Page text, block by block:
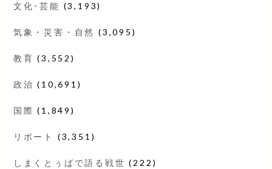
文化･芸能 (3,193)
気象・災害・自然 (3,095)
教育 (3,552)
政治 (10,691)
国際 (1,849)
リポート (3,351)
しまくとぅばで語る戦世 (222)